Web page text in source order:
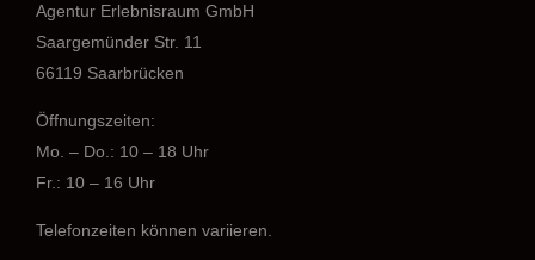
Agentur Erlebnisraum GmbH
Saargemünder Str. 11
66119 Saarbrücken
Öffnungszeiten:
Mo. – Do.: 10 – 18 Uhr
Fr.: 10 – 16 Uhr
Telefonzeiten können variieren.